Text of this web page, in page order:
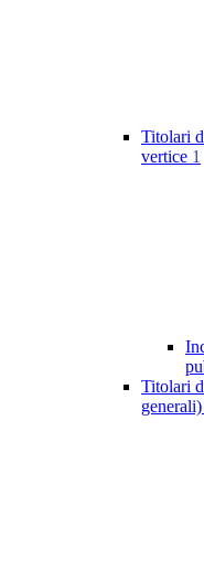
Titolari
vertice 1
Titolari
generali)